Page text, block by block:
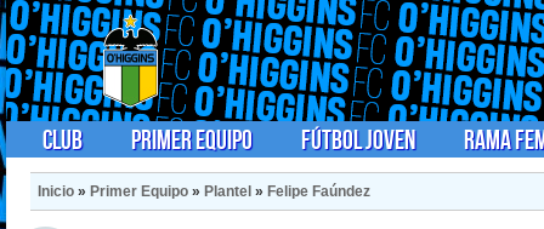
Club Primer Equipo Fútbol Joven Rama
Inicio » Primer Equipo » Plantel » Felipe Faúndez